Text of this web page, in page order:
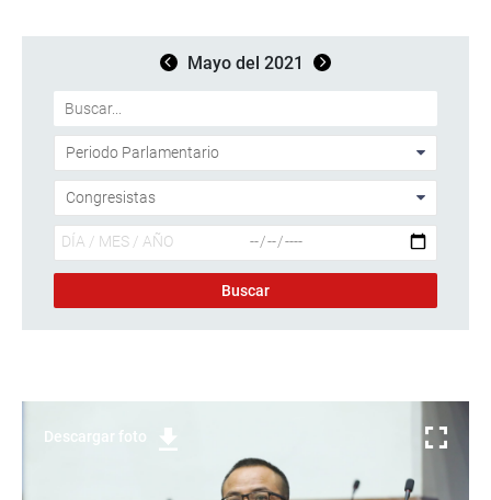
Mayo del 2021
Descargar foto